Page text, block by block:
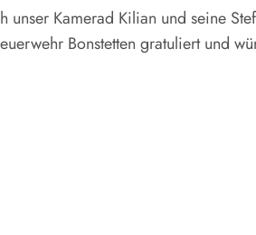
unser Kamerad Kilian und seine
Bonstetten gratuliert und